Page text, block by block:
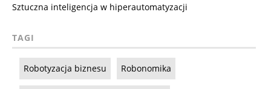
Sztuczna inteligencja w hiperautomatyzacji
TAGI
Robotyzacja biznesu Robonomika